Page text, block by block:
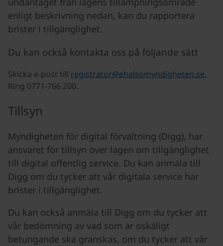
enligt beskrivning nedan, kan du rapportera
brister i tillgänglighet.
Du kan också kontakta oss på följande sätt
Skicka e-post till registrator@ehalsomyndigheten.se.
Ring 0771-766 200.
Tillsyn
Myndigheten för digital förvaltning (Digg), har
ansvaret för tillsyn över lagen om tillgänglighet
till digital offentlig service. Du kan anmäla till
Digg om du tycker att vår digitala service har
brister i tillgänglighet.
Du kan också anmäla till Digg om du tycker att
vår bedömning av vad som är oskäligt
betungande ska granskas, om du tycker att vår